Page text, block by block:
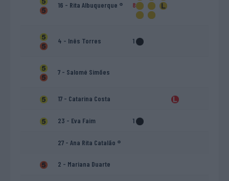
16 - Rita Albuquerque ® 8
4 - Inês Torres 1
7 - Salomé Simões
17 - Catarina Costa
23 - Eva Faim 1
27 - Ana Rita Catalão ®
2 - Mariana Duarte